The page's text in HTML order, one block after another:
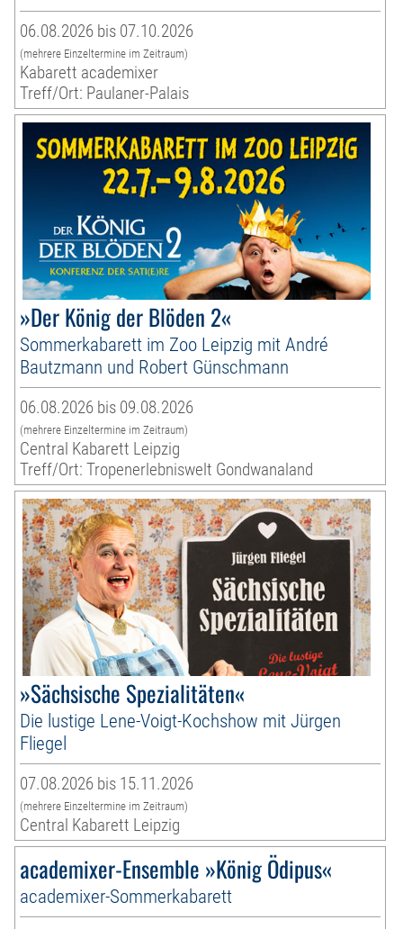
06.08.2026 bis 07.10.2026
(mehrere Einzeltermine im Zeitraum)
Kabarett academixer
Treff/Ort: Paulaner-Palais
»Der König der Blöden 2«
Sommerkabarett im Zoo Leipzig mit André
Bautzmann und Robert Günschmann
06.08.2026 bis 09.08.2026
(mehrere Einzeltermine im Zeitraum)
Central Kabarett Leipzig
Treff/Ort: Tropenerlebniswelt Gondwanaland
»Sächsische Spezialitäten«
Die lustige Lene-Voigt-Kochshow mit Jürgen
Fliegel
07.08.2026 bis 15.11.2026
(mehrere Einzeltermine im Zeitraum)
Central Kabarett Leipzig
academixer-Ensemble »König Ödipus«
academixer-Sommerkabarett